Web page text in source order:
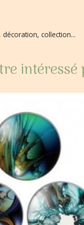
collection...
intéressé